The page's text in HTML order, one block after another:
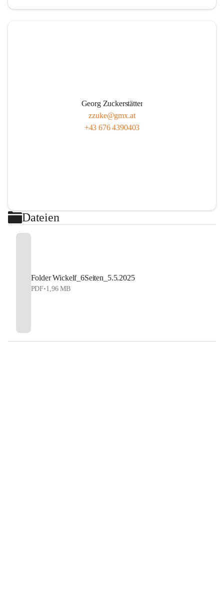
Georg Zuckerstätter
zzuke@gmx.at
+43 676 4390403
Dateien
Folder Wickelf_6Seiten_5.5.2025
PDF•1,96 MB